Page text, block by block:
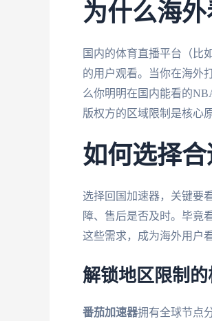
为什么海外
国内的体育直播平台（比
的用户观看。当你在海外
么你明明在国内能看的
版权方的区域限制是核心
如何选择合
选择回国加速器，关键要
障、售后是否及时。毕竟
这些需求，成为海外用户
解锁地区限制
番茄加速器拥有全球节点